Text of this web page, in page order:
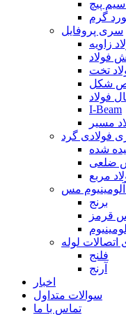
سری پروفایل
زاویه
فولاد
تخت
شکل
فولاد
I-Beam
مسیر
فولادی گرد
شده
ضلعی
مربع
مس
برنج
قرمز
آلومینیوم
لوله
فلنج
آرنج
اخبار
سوالات متداول
تماس با ما